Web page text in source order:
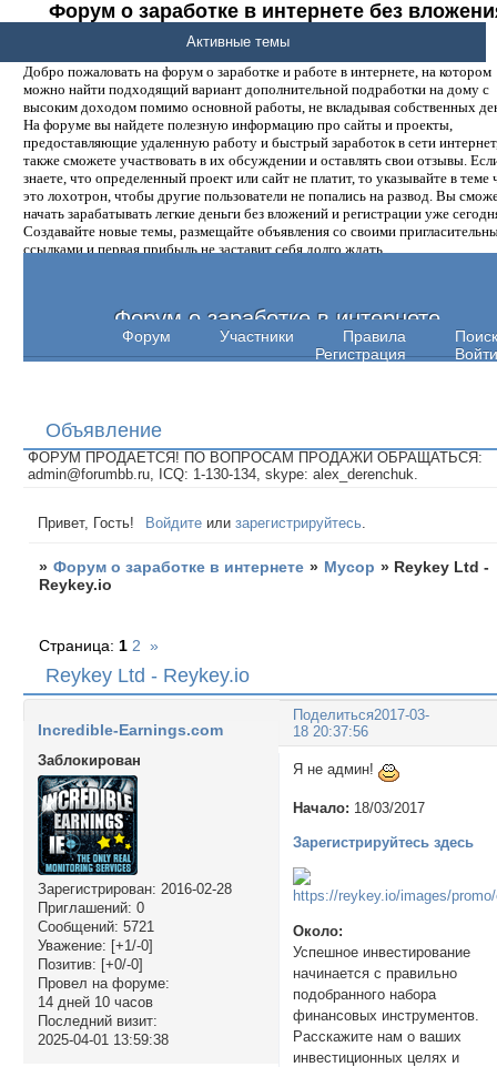
Форум о заработке в интернете без
денег.
Добро пожаловать на форум о заработке и работе в интернете, на котором
можно найти подходящий вариант дополнительной подработки на дому с
высоким доходом помимо основной работы, не вкладывая собственных
На форуме вы найдете полезную информацию про сайты и проекты,
предоставляющие удаленную работу и быстрый заработок в сети
также сможете участвовать в их обсуждении и оставлять свои отзывы.
знаете, что определенный проект или сайт не платит, то указывайте в теме
это лохотрон, чтобы другие пользователи не попались на развод. Вы
начать зарабатывать легкие деньги без вложений и регистрации уже
Создавайте новые темы, размещайте объявления со своими
ссылками и первая прибыль не заставит себя долго ждать.
Форум о заработке в интернете
Форум Участники Правила
Поиск
Регистрация
Войти
Активные темы
Объявление
ФОРУМ ПРОДАЕТСЯ! ПО ВОПРОСАМ ПРОДАЖИ ОБРАЩАТЬСЯ:
admin@forumbb.ru, ICQ: 1-130-134, skype: alex_derenchuk.
Привет, Гость! Войдите илизарегистрируйтесь
» Форум о заработке в интернете » Мусор » Reykey Ltd -
Reykey.io
Reykey Ltd - Reykey.io
Страница: 1 2 »
Поделиться2017-03-
18 20:37:56
Incredible-Earnings.com
Заблокирован
Зарегистрирован: 2016-02-28
Приглашений: 0
Сообщений: 5721
Уважение: [+1/-0]
Позитив: [+0/-0]
Провел на форуме:
14 дней 10 часов
Последний визит:
2025-04-01 13:59:38
Я не админ!
Начало: 18/03/2017
Зарегистрируйтесь здесь
Около:
Успешное инвестирование
начинается с правильно
подобранного набора
финансовых инструментов.
Расскажите нам о ваших
инвестиционных целях и